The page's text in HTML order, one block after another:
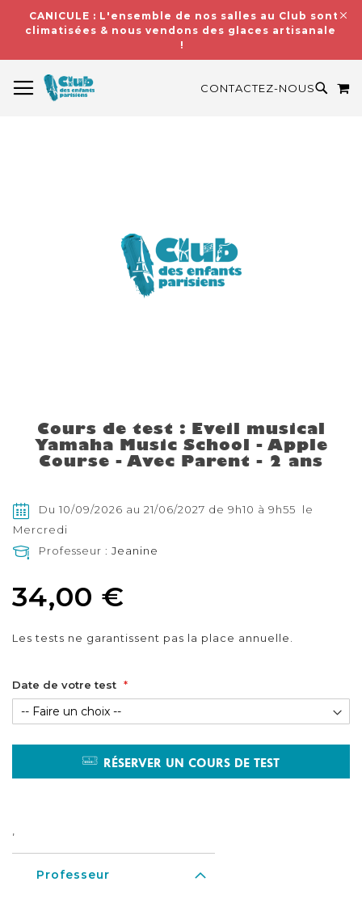
CANICULE : L'ensemble de nos salles au Club sont
climatisées & nous vendons des glaces artisanales
!
CONTACTEZ-NOUS
beginning
Cours de test : Eveil musical
Yamaha Music School - Apple
Course - Avec Parent - 2 ans
Du 10/09/2026 au 21/06/2027 de 9h10 à 9h55 le
Mercredi
Professeur : Jeanine
34,00 €
Les tests ne garantissent pas la place annuelle.
Date de votre test
RÉSERVER UN COURS DE TEST
,
Professeur